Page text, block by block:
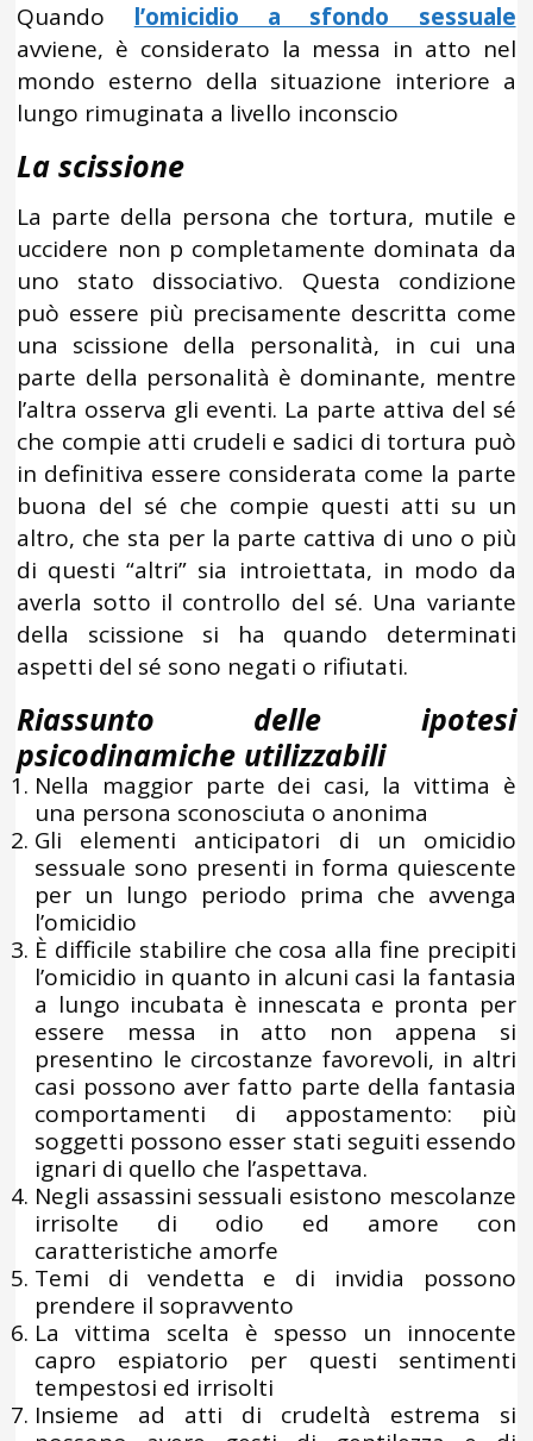
Quando l’omicidio a sfondo sessuale
avviene, è considerato la messa in atto nel
mondo esterno della situazione interiore a
lungo rimuginata a livello inconscio
La scissione
La parte della persona che tortura, mutile e
uccidere non p completamente dominata da
uno stato dissociativo. Questa condizione
può essere più precisamente descritta come
una scissione della personalità, in cui una
parte della personalità è dominante, mentre
l’altra osserva gli eventi. La parte attiva del sé
che compie atti crudeli e sadici di tortura può
in definitiva essere considerata come la parte
buona del sé che compie questi atti su un
altro, che sta per la parte cattiva di uno o più
di questi “altri” sia introiettata, in modo da
averla sotto il controllo del sé. Una variante
della scissione si ha quando determinati
aspetti del sé sono negati o rifiutati.
Riassunto delle ipotesi
psicodinamiche utilizzabili
Nella maggior parte dei casi, la vittima è
una persona sconosciuta o anonima
Gli elementi anticipatori di un omicidio
sessuale sono presenti in forma quiescente
per un lungo periodo prima che avvenga
l’omicidio
È difficile stabilire che cosa alla fine precipiti
l’omicidio in quanto in alcuni casi la fantasia
a lungo incubata è innescata e pronta per
essere messa in atto non appena si
presentino le circostanze favorevoli, in altri
casi possono aver fatto parte della fantasia
comportamenti di appostamento: più
soggetti possono esser stati seguiti essendo
ignari di quello che l’aspettava.
Negli assassini sessuali esistono mescolanze
irrisolte di odio ed amore con
caratteristiche amorfe
Temi di vendetta e di invidia possono
prendere il sopravvento
La vittima scelta è spesso un innocente
capro espiatorio per questi sentimenti
tempestosi ed irrisolti
Insieme ad atti di crudeltà estrema si